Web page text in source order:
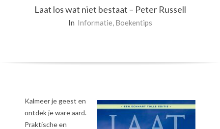
Laat los wat niet bestaat – Peter Russell
In Informatie, Boekentips
Kalmeer je geest en
ontdek je ware aard.
Praktische en